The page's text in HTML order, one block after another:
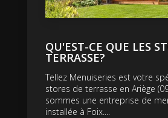
QU'EST-CE QUE LES
TERRASSE?
Tellez Menuiseries est votre
stores de terrasse en Ariège
sommes une entreprise de
installée à Foix....